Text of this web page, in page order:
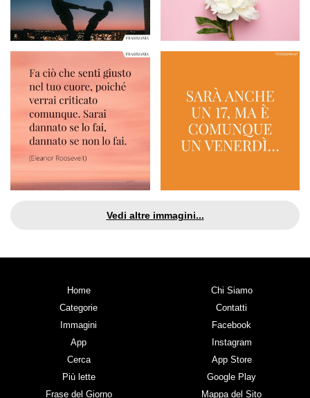
Vedi altre immagini...
Home
Categorie
Immagini
App
Cerca
Più lette
Frase del Giorno
Chi Siamo
Contatti
Facebook
Instagram
App Store
Google Play
Mappa del Sito